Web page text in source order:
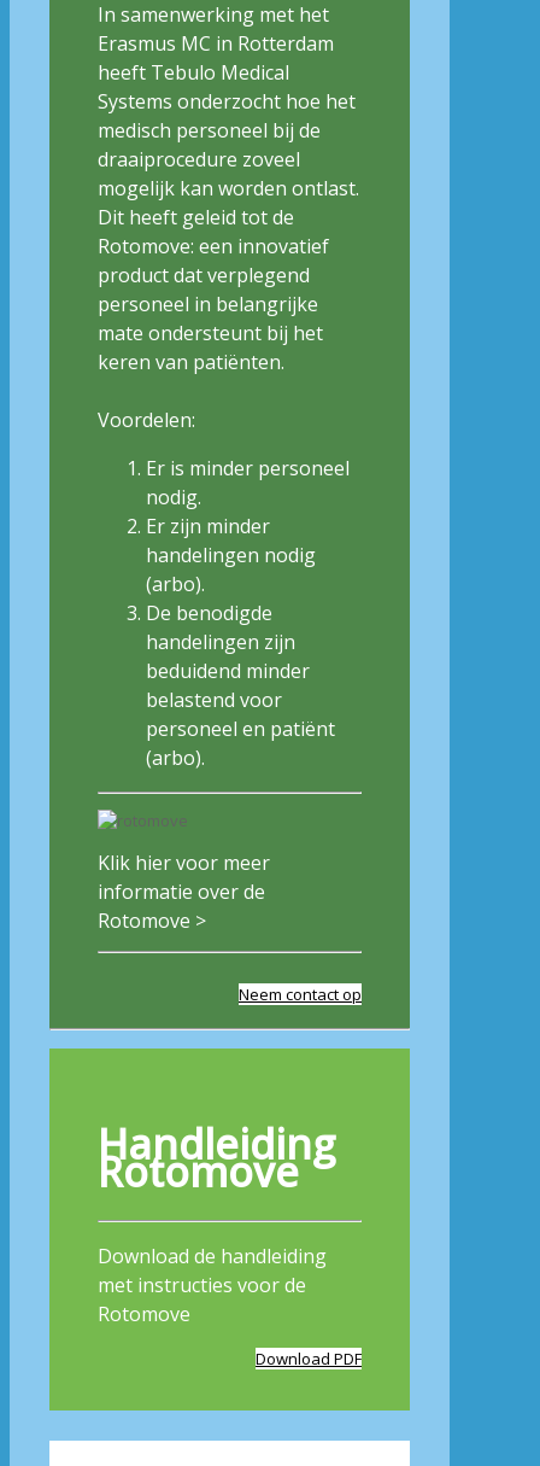
In samenwerking met het
Erasmus MC in Rotterdam
heeft Tebulo Medical
Systems onderzocht hoe het
medisch personeel bij de
draaiprocedure zoveel
mogelijk kan worden ontlast.
Dit heeft geleid tot de
Rotomove: een innovatief
product dat verplegend
personeel in belangrijke
mate ondersteunt bij het
keren van patiënten.
Voordelen:
Er is minder personeel
nodig.
Er zijn minder
handelingen nodig
(arbo).
De benodigde
handelingen zijn
beduidend minder
belastend voor
personeel en patiënt
(arbo).
Klik hier voor meer
informatie over de
Rotomove >
Neem contact op
Handleiding
Rotomove
Download de handleiding
met instructies voor de
Rotomove
Download PDF